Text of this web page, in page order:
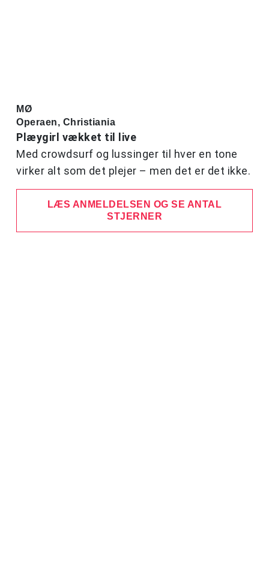
MØ
Operaen, Christiania
Plæygirl vækket til live
Med crowdsurf og lussinger til hver en tone
virker alt som det plejer – men det er det ikke.
LÆS ANMELDELSEN OG SE ANTAL
STJERNER